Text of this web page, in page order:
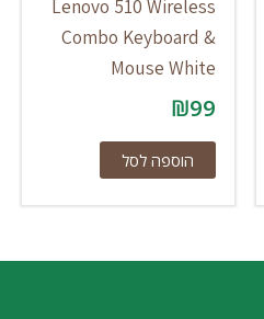
Lenovo 510 Wireless
Combo Keyboard &
Mouse White
₪99
הוספה לסל